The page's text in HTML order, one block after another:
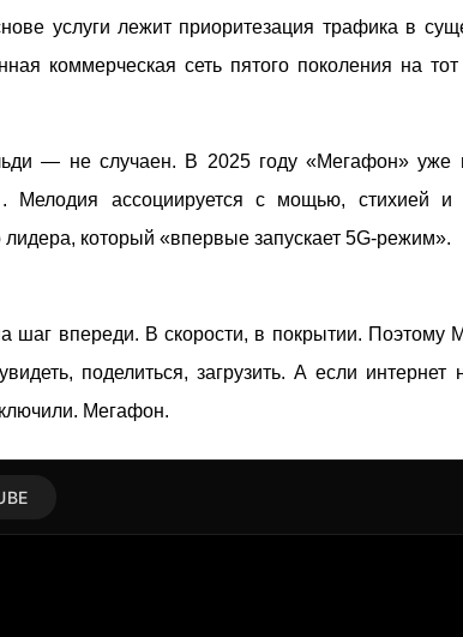
услуги лежит приоритезация трафика в
коммерческая сеть пятого поколения на
— не случаен. В 2025 году «Мегафон» уже
ассоциируется с мощью, стихией и
который «впервые запускает 5G-режим».
впереди. В скорости, в покрытии. Поэтому
поделиться, загрузить. А если интернет
Мегафон.